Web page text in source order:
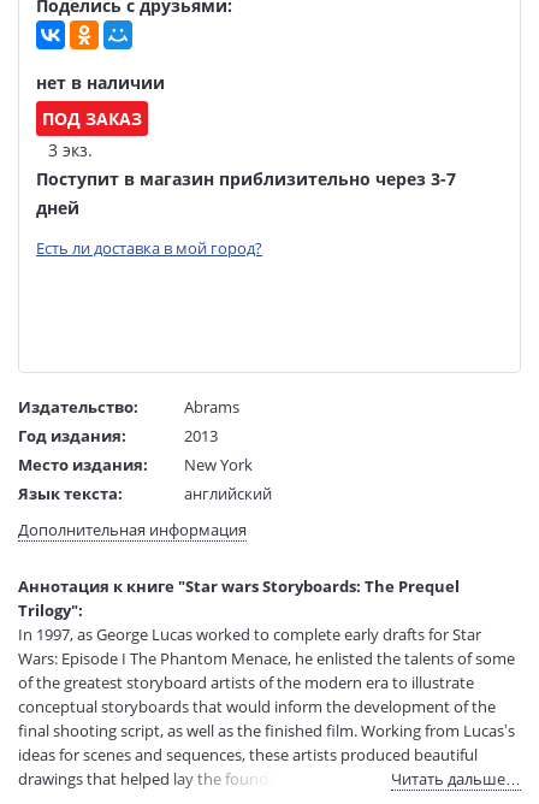
Поделись с друзьями:
нет в наличии
ПОД ЗАКАЗ
3 экз.
Поступит в магазин приблизительно через 3-7
дней
Есть ли доставка в мой город?
Издательство:
Abrams
Год издания:
2013
Место издания:
New York
Язык текста:
английский
Редактор/
составитель:
J. W. Rinzler
Размеры в мм
(ДхШхВ):
308x238x28
Вес:
1930 гр.
Страниц:
351
Код товара:
50015441
Артикул:
12351987
ISBN:
9781419707728
В продаже с:
27.11.2020
Дополнительная информация
Аннотация к книге "Star wars Storyboards: The Prequel
Trilogy":
In 1997, as George Lucas worked to complete early drafts for Star
Wars: Episode I The Phantom Menace, he enlisted the talents of some
of the greatest storyboard artists of the modern era to illustrate
conceptual storyboards that would inform the development of the
final shooting script, as well as the finished film. Working from Lucas’s
ideas for scenes and sequences, these artists produced beautiful
drawings that helped lay the foundations for the worlds, characters,
Читать дальше…